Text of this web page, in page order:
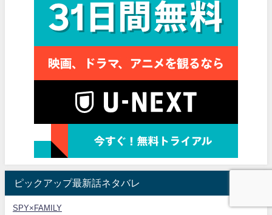
ピックアップ最新話ネタバレ
SPY×FAMILY